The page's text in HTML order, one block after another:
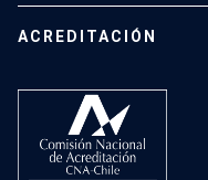
ACREDITACIÓN